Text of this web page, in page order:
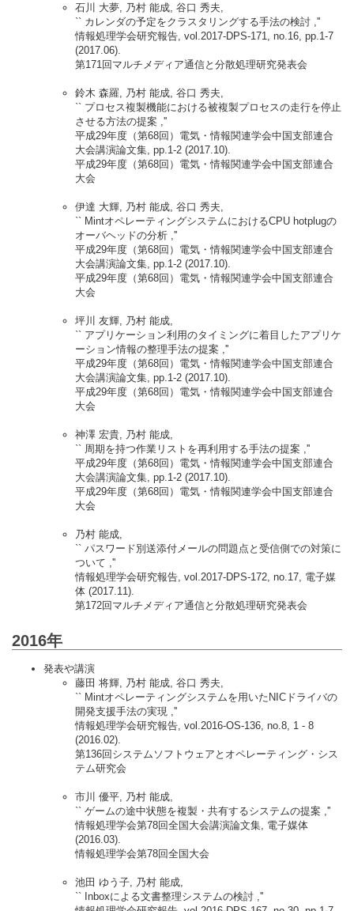
石川 大夢, 乃村 能成, 谷口 秀夫,
`` カレンダの予定をクラスタリングする手法の検討 ,''
情報処理学会研究報告, vol.2017-DPS-171, no.16, pp.1-7
(2017.06).
第171回マルチメディア通信と分散処理研究発表会
鈴木 森羅, 乃村 能成, 谷口 秀夫,
`` プロセス複製機能における被複製プロセスの走行を停止
させる方法の提案 ,''
平成29年度（第68回）電気・情報関連学会中国支部連合
大会講演論文集, pp.1-2 (2017.10).
平成29年度（第68回）電気・情報関連学会中国支部連合
大会
伊達 大輝, 乃村 能成, 谷口 秀夫,
`` MintオペレーティングシステムにおけるCPU hotplugの
オーバヘッドの分析 ,''
平成29年度（第68回）電気・情報関連学会中国支部連合
大会講演論文集, pp.1-2 (2017.10).
平成29年度（第68回）電気・情報関連学会中国支部連合
大会
坪川 友輝, 乃村 能成,
`` アプリケーション利用のタイミングに着目したアプリケ
ーション情報の整理手法の提案 ,''
平成29年度（第68回）電気・情報関連学会中国支部連合
大会講演論文集, pp.1-2 (2017.10).
平成29年度（第68回）電気・情報関連学会中国支部連合
大会
神澤 宏貴, 乃村 能成,
`` 周期を持つ作業リストを再利用する手法の提案 ,''
平成29年度（第68回）電気・情報関連学会中国支部連合
大会講演論文集, pp.1-2 (2017.10).
平成29年度（第68回）電気・情報関連学会中国支部連合
大会
乃村 能成,
`` パスワード別送添付メールの問題点と受信側での対策に
ついて ,''
情報処理学会研究報告, vol.2017-DPS-172, no.17, 電子媒
体 (2017.11).
第172回マルチメディア通信と分散処理研究発表会
2016年
発表や講演
藤田 将輝, 乃村 能成, 谷口 秀夫,
`` Mintオペレーティングシステムを用いたNICドライバの
開発支援手法の実現 ,''
情報処理学会研究報告, vol.2016-OS-136, no.8, 1 - 8
(2016.02).
第136回システムソフトウェアとオペレーティング・シス
テム研究会
市川 優平, 乃村 能成,
`` ゲームの途中状態を複製・共有するシステムの提案 ,''
情報処理学会第78回全国大会講演論文集, 電子媒体
(2016.03).
情報処理学会第78回全国大会
池田 ゆう子, 乃村 能成,
`` Inboxによる文書整理システムの検討 ,''